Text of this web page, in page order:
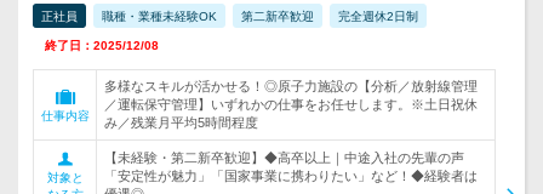
正社員 職種・業種未経験OK 第二新卒歓迎 完全週休2日制
終了日：2025/12/08
仕事内容
多様なスキルが活かせる！◎原子力施設の【分析／放射線管理
／運転保守管理】いずれかの仕事をお任せします。※土日祝休
み／残業月平均5時間程度
対象と
【未経験・第二新卒歓迎】◆高卒以上｜中途入社の先輩の声
「安定性が魅力」「国家事業に携わりたい」など！◆経験者は